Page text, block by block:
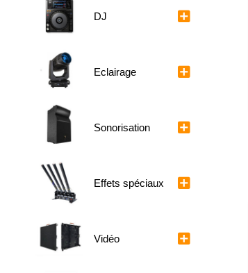
DJ
Eclairage
Sonorisation
Effets spéciaux
Vidéo